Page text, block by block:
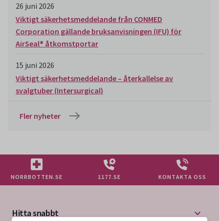
26 juni 2026
Viktigt säkerhetsmeddelande från CONMED
Corporation gällande bruksanvisningen (IFU) för
AirSeal® åtkomstportar
15 juni 2026
Viktigt säkerhetsmeddelande – återkallelse av
svalgtuber (Intersurgical)
Fler nyheter
NORRBOTTEN.SE 1177.SE KONTAKTA OSS
Hitta snabbt